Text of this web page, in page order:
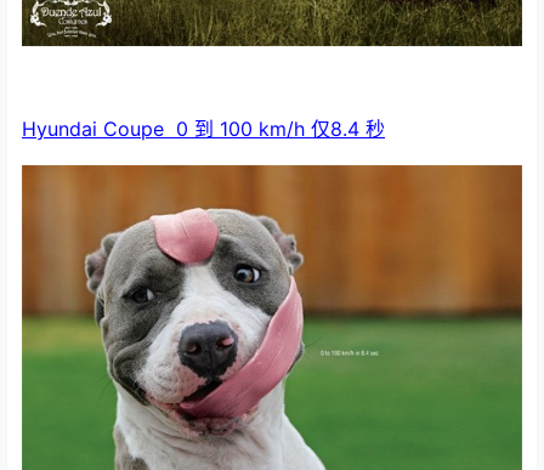
Hyundai Coupe 0 到 100 km/h 仅8.4 秒